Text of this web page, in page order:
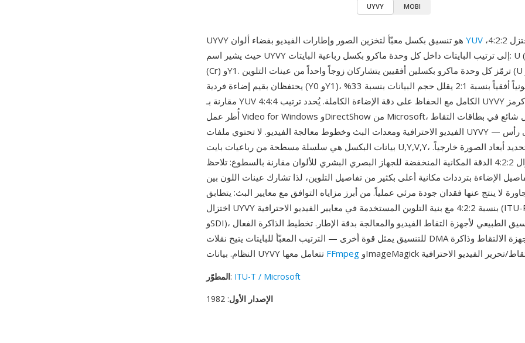
UYVY MOBI
YUV
حيث يشير اسم UYVY إلى ترتيب البايتات داخل كل وحدة ماكرو بكسل رباعية البايتات: U (Cb) وY0 وV
(Cr) وY1. ترمّز كل وحدة ماكرو بكسلين أفقيين يتشاركان زوجاً واحداً من عينات التلوين (U وV) لكن
يحتفظان بقيم إضاءة فردية (Y0 وY1)، محققةً اختزالاً لونياً أفقياً بنسبة 2:1 يقلل حجم البيانات بنسبة 33%
مقارنة بـ YUV 4:4:4 الكامل مع الحفاظ على دقة الإضاءة الكاملة. يُحدد ترتيب UYVY كرمز FOURCC في
أُطر عمل Video for Windows وDirectShow من Microsoft، ويُستخدم بشكل شائع في بطاقات التقاط
الفيديو الاحترافية ومعدات البث وخطوط معالجة الفيديو. لا تحتوي ملفات UYVY الخام على رأس —
بيانات البكسل هي سلسلة مسطحة من رباعيات بايت U,Y,V,Y، مما يتطلب تحديد أبعاد الصورة خارجياً.
يستغل الاختزال 4:2:2 الدقة المكانية المنخفضة للجهاز البصري البشري للألوان مقارنة بالسطوع: تلاحظ
الإضاءة بترددات مكانية أعلى بكثير من تفاصيل التلوين، لذا تشارك عينات اللون بين
لا ينتج عنها فقدان جودة مرئي عملياً. من أبرز مزاياه التوافق مع معايير البث: يتطابق
اختزال UYVY بنسبة 4:2:2 مع بنية التلوين المستخدمة في معايير الفيديو الاحترافية (ITU-R BT.601
وSDI)، مما يجعله التنسيق الطبيعي لأجهزة التقاط الفيديو والمعالجة بدقة الإطار. تخطيط الذاكرة الفعال
للتنسيق يمثل قوة أخرى — الترتيب المعبّأ للبايتات يتيح نقلات DMA سريعة بين أجهزة الالتقاط وذاكرة
FFmpeg
المطوّر: ITU-T / Microsoft
الإصدار الأول: 1982